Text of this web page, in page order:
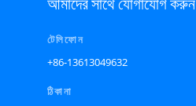
টেলিফোন
+86-13613049632
ঠিকানা